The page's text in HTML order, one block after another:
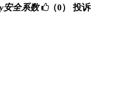
安全系数 （0） 投诉